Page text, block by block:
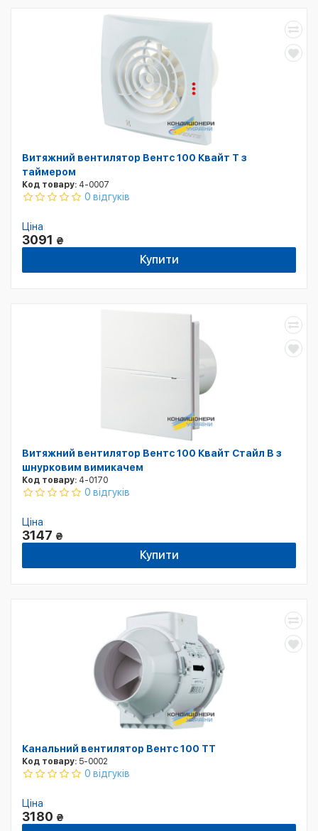
Витяжний вентилятор Вентс 100 Квайт T з
таймером
Код товару: 4-0007
0 відгуків
Ціна
3091 ₴
Купити
Витяжний вентилятор Вентс 100 Квайт Стайл B з
шнурковим вимикачем
Код товару: 4-0170
0 відгуків
Ціна
3147 ₴
Купити
Канальний вентилятор Вентс 100 ТТ
Код товару: 5-0002
0 відгуків
Ціна
3180 ₴